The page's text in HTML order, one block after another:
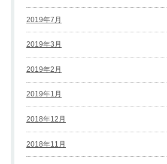
2019年7月
2019年3月
2019年2月
2019年1月
2018年12月
2018年11月